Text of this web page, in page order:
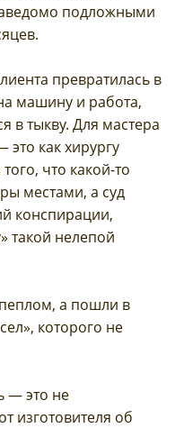
подложными
превратилась в
машину и работа,
в тыкву. Для мастера
как хирургу
что какой-то
местами, а суд
конспирации,
такой нелепой
а пошли в
которого не
— это не
изготовителя об